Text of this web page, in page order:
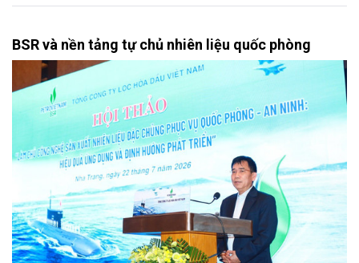
BSR và nền tảng tự chủ nhiên liệu quốc phòng